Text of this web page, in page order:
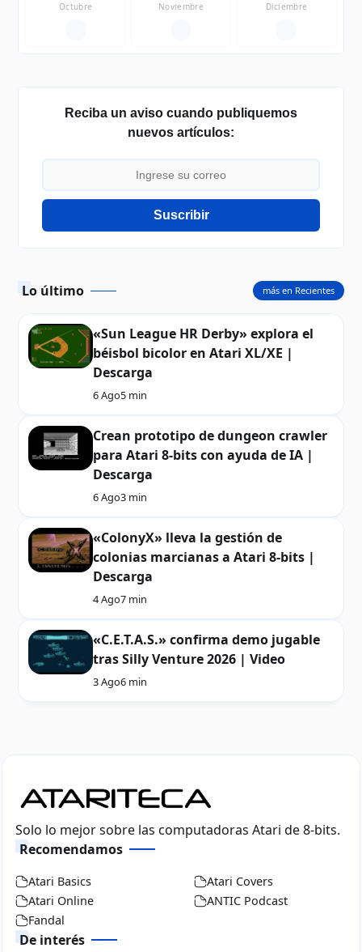
Octubre Noviembre Diciembre
Reciba un aviso cuando publiquemos
nuevos artículos:
Suscribir
Lo último
«Sun League HR Derby» explora el
béisbol bicolor en Atari XL/XE |
Descarga
6 Ago5 min
Crean prototipo de dungeon crawler
para Atari 8-bits con ayuda de IA |
Descarga
6 Ago3 min
«ColonyX» lleva la gestión de
colonias marcianas a Atari 8-bits |
Descarga
4 Ago7 min
«C.E.T.A.S.» confirma demo jugable
tras Silly Venture 2026 | Video
3 Ago6 min
más en Recientes
Solo lo mejor sobre las computadoras Atari de 8-bits.
Recomendamos
Atari Basics
Atari Covers
Atari Online
ANTIC Podcast
Fandal
De interés